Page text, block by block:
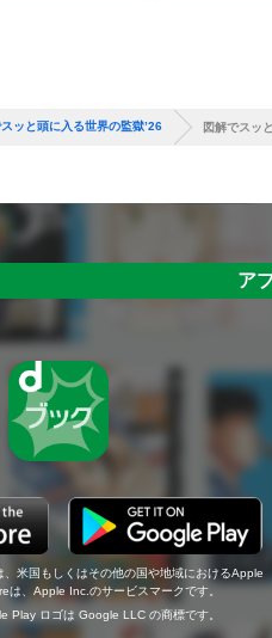
スッと頭に入る世界の監獄’26 図解でスッ
ア
米国もしくはその他の国や地域におけるApple
は、Apple Inc.のサービスマークです。
Play ロゴは Google LLC の商標です。